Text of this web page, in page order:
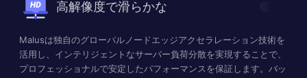
高解像度で滑らかな
Malusは独自のグローバルノードエッジアクセラレーション技術を
活用し、インテリジェントなサーバー負荷分散を実現することで、
プロフェッショナルで安定したパフォーマンスを保証します。バッ